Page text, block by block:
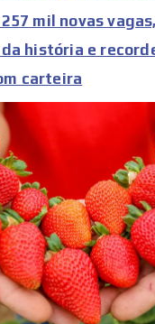
mil novas
história e
carteira